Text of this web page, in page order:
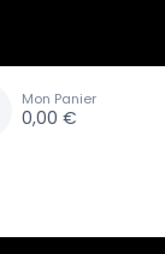
Mon Panier
0,00 €